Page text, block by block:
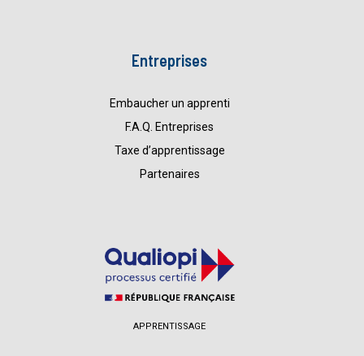
Entreprises
Embaucher un apprenti
F.A.Q. Entreprises
Taxe d’apprentissage
Partenaires
APPRENTISSAGE